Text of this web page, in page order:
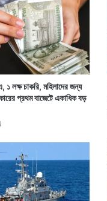
হু
লে
র
১ লক্ষ চাকরি, মহিলাদের জন্য
প্রথম বাজেটে একাধিক বড়